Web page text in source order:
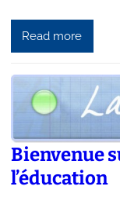
Read more
Bienvenue
l’éducation